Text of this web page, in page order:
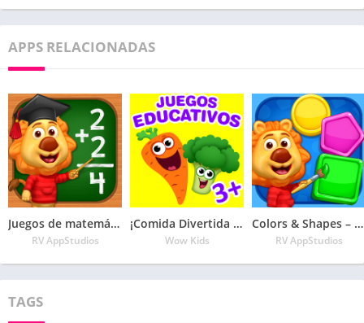
APPS RELACIONADAS
Juegos de matemáticas para niños: sumas y restas
RV AppStudios
¡Comida Divertida 2! Juegos
Wow Kids
Colors & Shapes – Para aprender colores y formas
RV AppStudios
TAGS